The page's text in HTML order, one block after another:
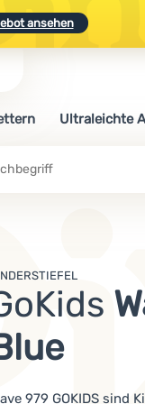
ansehen
ansehenUltraleichte
979 GOKIDS sind